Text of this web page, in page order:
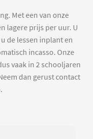
Met een van onze
lagere prijs per uur. U
de lessen inplant en
incasso. Onze
vaak in 2 schooljaren
dan gerust contact